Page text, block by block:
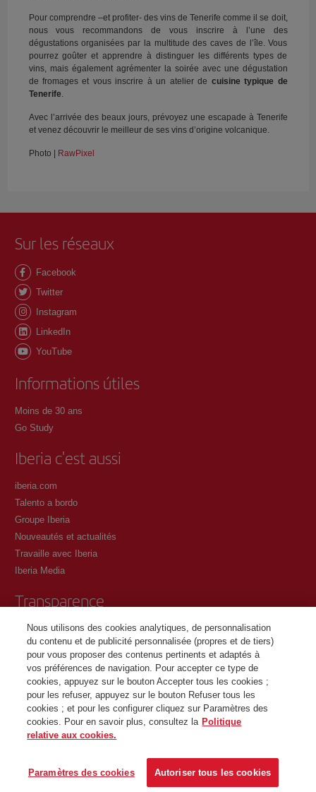
Pour comprendre –et profiter- des vins de Tenerife comme il se doit,
nous vous recommandons de vous inscrire à l’une des
dégustations organisées par la multitude des caves de l’île. Vous
pourrez goûter et apprendre à distinguer les différents types de
vins, mais également agrémenter la soirée avec une dégustation
de fromages et vous inscrire à un atelier de cuisine typique de
Tenerife
Avec l’arrivée des beaux jours, prévoyez une escapade à Tenerife
et venez découvrir le meilleur de ses vins d’origine volcanique.
Photo | RawPixel
Sur les réseaux
Facebook
Twitter
Instagram
LinkedIn
YouTube
Informations útiles
Moins de 30 ans
Go Study
Iberia c'est aussi
iberia.com
Talento a bordo
Groupe Iberia
Nouveautés et actualités
Travaille avec Iberia
Iberia Media
Transparence
Conditions générales du programme Iberia Club
Conditions d'inscription sur iberia.com
Politique de protection des données personnelles
Gestion et politique relative aux cookies
Contactez
©Iberia Joven 2026. Tous droits réservés.
Nous utilisons des cookies analytiques, de personnalisation
du contenu et de publicité personnalisée (propres et de tiers)
pour vous proposer des contenus pertinents et adaptés à
vos préférences de navigation. Pour accepter ce type de
cookies, appuyez sur le bouton Accepter tous les cookies ;
pour les refuser, appuyez sur le bouton Refuser tous les
cookies ; et pour les configurer cliquez sur Paramètres des
cookies. Pour en savoir plus, consultez la Politique
relative aux cookies.
Paramètres des cookies Autoriser tous les cookies